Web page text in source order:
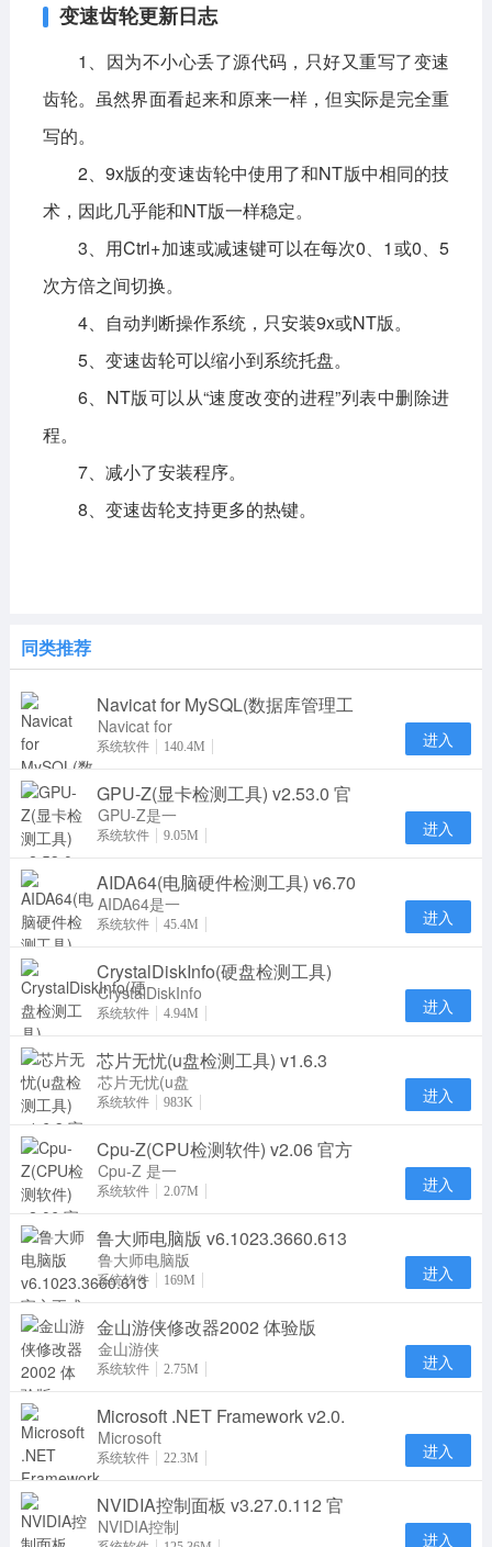
变速齿轮更新日志
1、因为不小心丢了源代码，只好又重写了变速
齿轮。虽然界面看起来和原来一样，但实际是完全重
写的。
2、9x版的变速齿轮中使用了和NT版中相同的技
术，因此几乎能和NT版一样稳定。
3、用Ctrl+加速或减速键可以在每次0、1或0、5
次方倍之间切换。
4、自动判断操作系统，只安装9x或NT版。
5、变速齿轮可以缩小到系统托盘。
6、NT版可以从“速度改变的进程”列表中删除进
程。
7、减小了安装程序。
8、变速齿轮支持更多的热键。
同类推荐
Navicat for MySQL(数据库管理工
Navicat for
MySQL15是
MySQL数据
库研发推
系统软件 140.4M 进入
GPU-Z(显卡检测工具) v2.53.0 官
GPU-Z是一
款轻量级实用
您提供有关视
频卡和G
系统软件 9.05M 进入
AIDA64(电脑硬件检测工具) v6.70
AIDA64是一
款国际性的功
专业级别电脑
硬件
系统软件 45.4M 进入
CrystalDiskInfo(硬盘检测工具)
CrystalDiskInfo
中文版是一款
盘检测工具,
系统软件 4.94M 进入
芯片无忧(u盘检测工具) v1.6.3
芯片无忧(u盘
检测工具)是
设备查看和维
护的
系统软件 983K 进入
Cpu-Z(CPU检测软件) v2.06 官方
Cpu-Z 是一
款计算机的
件。Cpu-Z适
用于任意品
系统软件 2.07M 进入
鲁大师电脑版 v6.1023.3660.613
鲁大师电脑版
是一款专注硬
电脑安全的软
件
系统软件 169M 进入
金山游侠修改器2002 体验版
金山游侠
2002 体验版
一款优秀的游
戏修改
系统软件 2.75M 进入
Microsoft .NET Framework v2.0.
Microsoft
.NET
Framework
是用于
Windows的
系统软件 22.3M 进入
NVIDIA控制面板 v3.27.0.112 官
NVIDIA控制
进入